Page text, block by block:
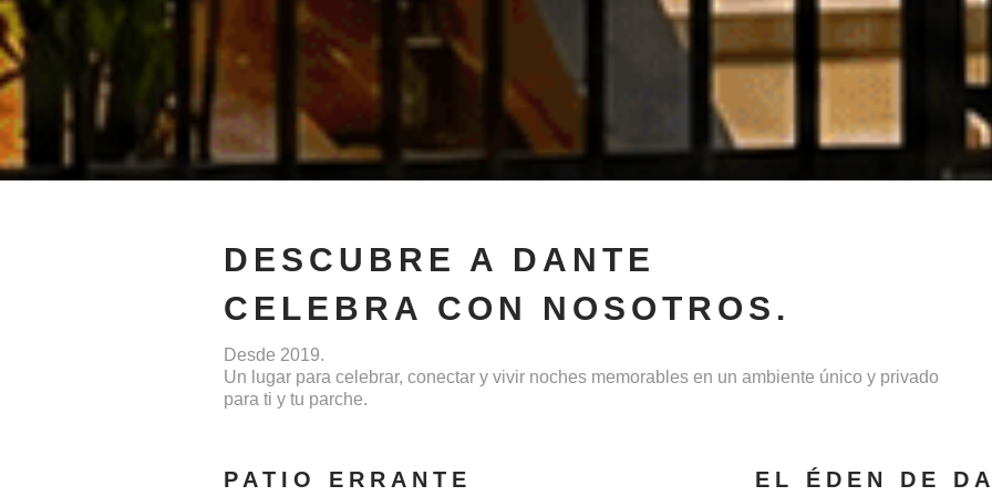
DESCUBRE A DANTE
CELEBRA CON NOSOTROS.
Desde 2019.
Un lugar para celebrar, conectar y vivir noches memorables en un ambiente único y privado
para ti y tu parche.
PATIO ERRANTE EL ÉDEN DE